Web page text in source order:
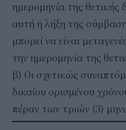
ημερομηνία της
αυτή η λήξη της
μπορεί να είναι
την ημερομηνία της
β) Οι σχετικώς
δικαίου ορισμένου
πέραν των τριών (3)